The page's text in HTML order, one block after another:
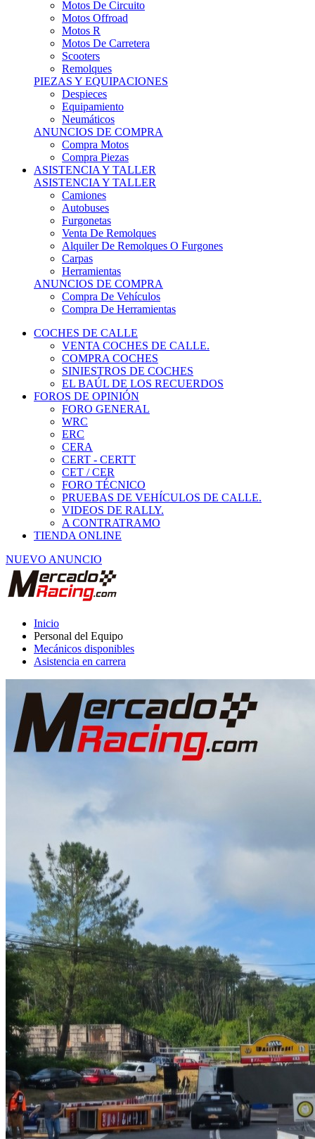
Motos R
Motos De Carretera
Scooters
Remolques
PIEZAS Y EQUIPACIONES
Despieces
Equipamiento
Neumáticos
ANUNCIOS DE COMPRA
Compra Motos
Compra Piezas
ASISTENCIA Y TALLER
ASISTENCIA Y TALLER
Camiones
Autobuses
Furgonetas
Venta De Remolques
Alquiler De Remolques O Furgones
Carpas
Herramientas
ANUNCIOS DE COMPRA
Compra De Vehículos
Compra De Herramientas
COCHES DE CALLE
VENTA COCHES DE CALLE.
COMPRA COCHES
SINIESTROS DE COCHES
EL BAÚL DE LOS RECUERDOS
FOROS DE OPINIÓN
FORO GENERAL
WRC
ERC
CERA
CERT - CERTT
CET / CER
FORO TÉCNICO
PRUEBAS DE VEHÍCULOS DE CALLE.
VIDEOS DE RALLY.
A CONTRATRAMO
TIENDA ONLINE
NUEVO ANUNCIO
Personal del Equipo
Mecánicos disponibles
Asistencia en carrera